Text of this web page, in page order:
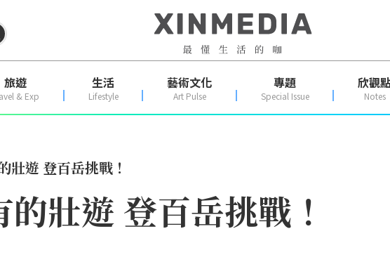
旅遊
& Exp
生活
Lifestyle
藝術文化
Art Pulse
專題
Special Issue
欣觀點
Notes
壯遊 登百岳挑戰！
壯遊 登百岳挑戰！